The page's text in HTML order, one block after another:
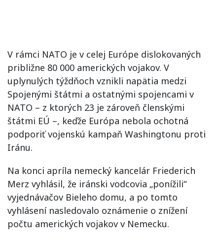
V rámci NATO je v celej Európe dislokovaných
približne 80 000 amerických vojakov. V
uplynulých týždňoch vznikli napätia medzi
Spojenými štátmi a ostatnými spojencami v
NATO – z ktorých 23 je zároveň členskými
štátmi EÚ –, keďže Európa nebola ochotná
podporiť vojenskú kampaň Washingtonu proti
Iránu.
Na konci apríla nemecký kancelár Friederich
Merz vyhlásil, že iránski vodcovia „ponížili“
vyjednávačov Bieleho domu, a po tomto
vyhlásení nasledovalo oznámenie o znížení
počtu amerických vojakov v Nemecku.